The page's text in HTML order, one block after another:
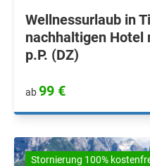
Wellnessurlaub in
nachhaltigen Hotel
p.P. (DZ)
ab99 €
Stornierung 100%